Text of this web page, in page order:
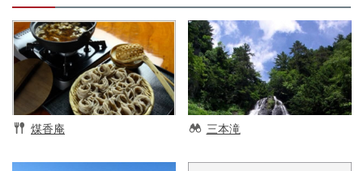
煤香庵 三本滝